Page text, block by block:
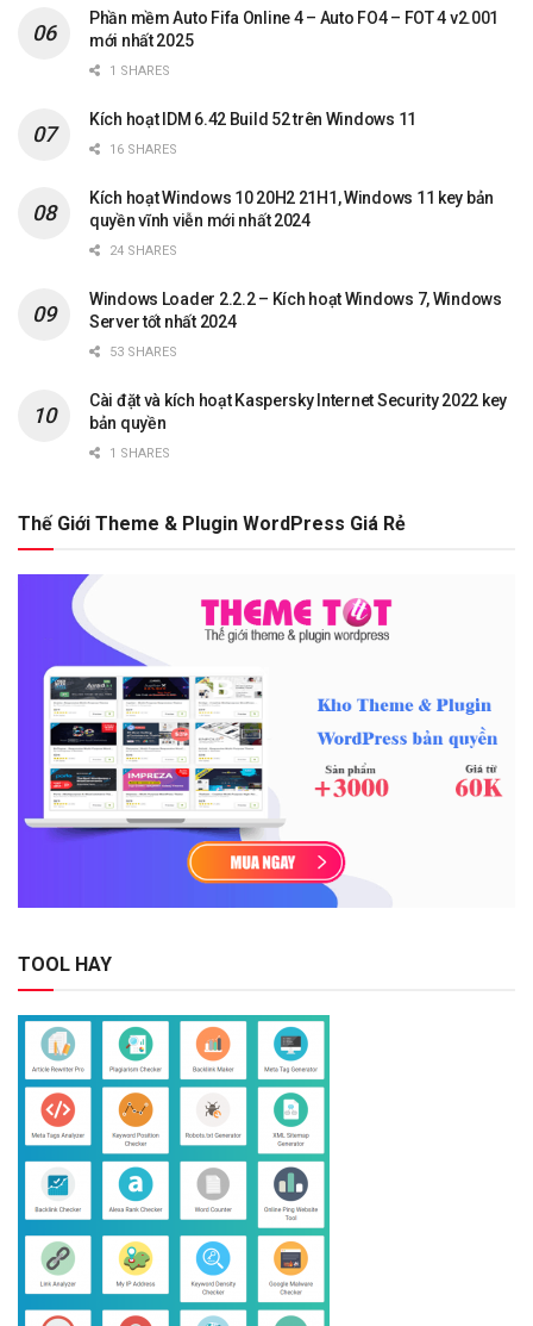
Phần mềm Auto Fifa Online 4 – Auto FO4 – FOT 4 v2.001
mới nhất 2025
1 SHARES
Kích hoạt IDM 6.42 Build 52 trên Windows 11
16 SHARES
Kích hoạt Windows 10 20H2 21H1, Windows 11 key bản
quyền vĩnh viễn mới nhất 2024
24 SHARES
Windows Loader 2.2.2 – Kích hoạt Windows 7, Windows
Server tốt nhất 2024
53 SHARES
Cài đặt và kích hoạt Kaspersky Internet Security 2022 key
bản quyền
1 SHARES
Thế Giới Theme & Plugin WordPress Giá Rẻ
TOOL HAY